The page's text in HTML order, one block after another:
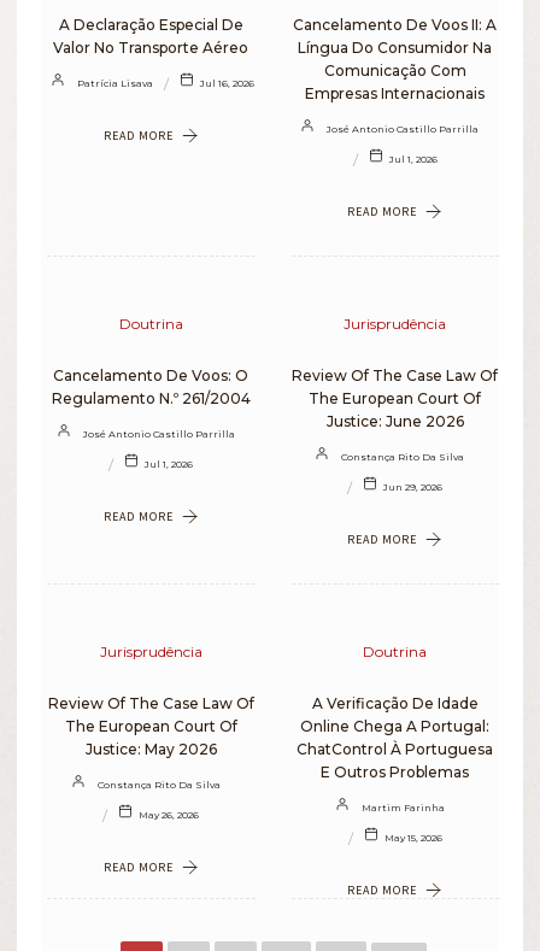
A Declaração Especial De
Valor No Transporte Aéreo
Patrícia Lisava Jul 16, 2026
READ MORE
Cancelamento De Voos II: A
Língua Do Consumidor Na
Comunicação Com
Empresas Internacionais
José Antonio Castillo Parrilla
Jul 1, 2026
READ MORE
Doutrina
Cancelamento De Voos: O
Regulamento N.º 261/2004
José Antonio Castillo Parrilla
Jul 1, 2026
READ MORE
Jurisprudência
Review Of The Case Law Of
The European Court Of
Justice: June 2026
Constança Rito Da Silva
Jun 29, 2026
READ MORE
Jurisprudência
Review Of The Case Law Of
The European Court Of
Justice: May 2026
Constança Rito Da Silva
May 26, 2026
READ MORE
Doutrina
A Verificação De Idade
Online Chega A Portugal:
ChatControl À Portuguesa
E Outros Problemas
Martim Farinha
May 15, 2026
READ MORE